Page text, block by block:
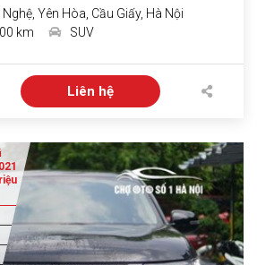
Yên Hòa, Cầu Giấy, Hà Nội
km SUV
Liên hệ